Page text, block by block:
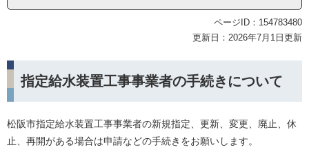
ページID：154783480
更新日：2026年7月1日更新
指定給水装置工事事業者の手続きについて
松阪市指定給水装置工事事業者の新規指定、更新、変更、廃止、休
止、再開がある場合は申請などの手続きをお願いします。